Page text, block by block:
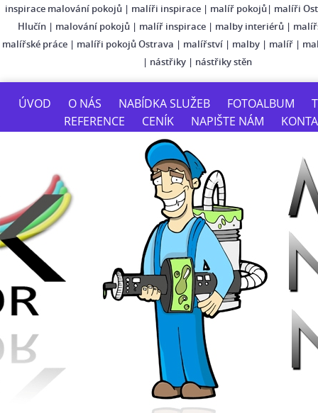
inspirace malování pokojů | malíři inspirace | malíř pokojů| malíři
Hlučín| malování pokojů| malíř inspirace| malby interiérů|
malířské práce | malíři pokojů Ostrava | malířství | malby | malíř |
| nástřiky | nástřiky stěn
ÚVOD O NÁS NABÍDKA SLUŽEB FOTOALBUM
REFERENCE
CENÍK NAPIŠTE NÁM